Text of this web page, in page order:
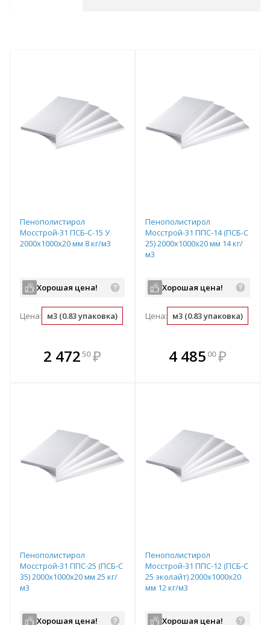
Пенополистирол
Мосстрой-31 ПСБ-С-15 У
2000х1000х20 мм 8 кг/м3
Хорошая цена!
Цена: м3 (0.83 упаковка) упаковка (1.2 м3) м2 (0.02 м3)
2 47250 ₽
В комплекте
всегда выгоднее!
Пенополистирол
Мосстрой-31 ППС-14 (ПСБ-С
25) 2000х1000х20 мм 14 кг/
м3
Хорошая цена!
Цена: м3 (0.83 упаковка)
В комплекте
всегда выгоднее!
4 485 00 ₽
Пенополистирол
Мосстрой-31 ППС-25 (ПСБ-С
35) 2000х1000х20 мм 25 кг/
м3
Хорошая цена!
Пенополистирол
Мосстрой-31 ППС-12 (ПСБ-С
25 эколайт) 2000х1000х20
мм 12 кг/м3
Хорошая цена!